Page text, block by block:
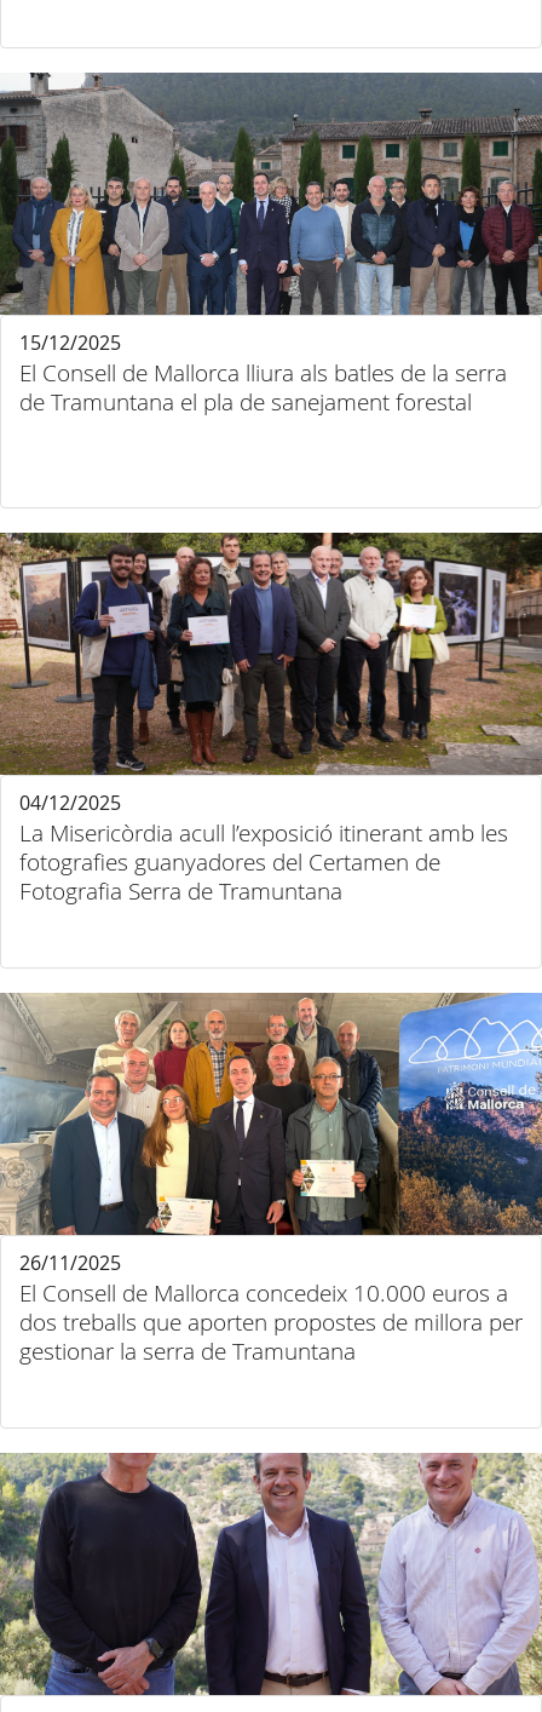
El Consell de Mallorca lliura als batles de la serra
de Tramuntana el pla de sanejament forestal
15/12/2025
La Misericòrdia acull l’exposició itinerant amb les
fotografies guanyadores del Certamen de
Fotografia Serra de Tramuntana
04/12/2025
El Consell de Mallorca concedeix 10.000 euros a
dos treballs que aporten propostes de millora per
gestionar la serra de Tramuntana
26/11/2025